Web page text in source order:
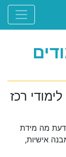
רכז
מה מידת
אישיות,